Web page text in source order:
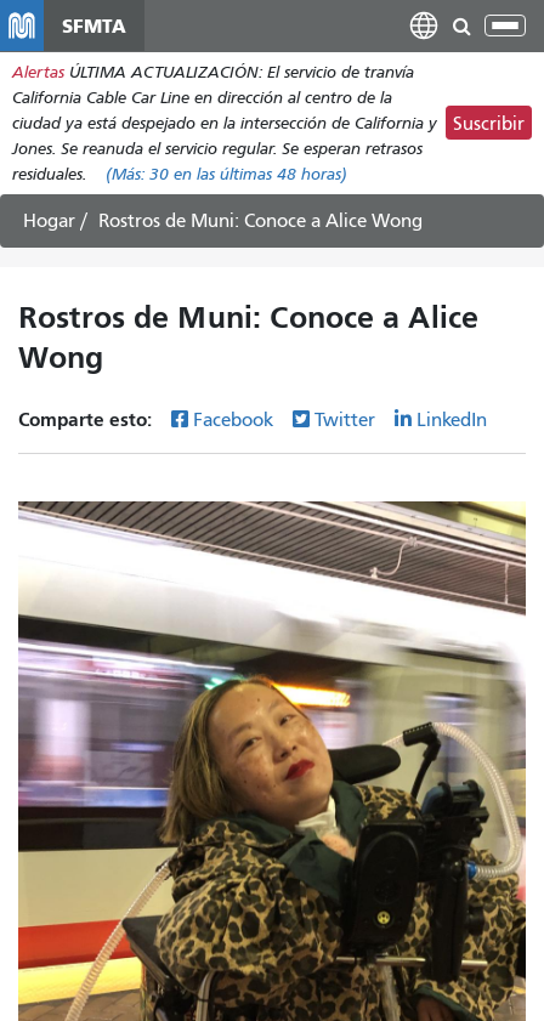
contenido
principal
SFMTA
Alertas ÚLTIMA ACTUALIZACIÓN: El servicio de tranvía
California Cable Car Line en dirección al centro de la
ciudad ya está despejado en la intersección de California y
Jones. Se reanuda el servicio regular. Se esperan retrasos
residuales.
(Más: 30 en las últimas 48 horas)
Suscribir
Hogar Rostros de Muni: Conoce a Alice Wong
Rostros de Muni: Conoce a Alice
Wong
Comparte esto: Facebook Twitter LinkedIn